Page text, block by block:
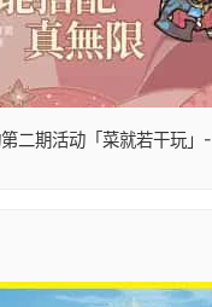
二期活动「菜就若干玩